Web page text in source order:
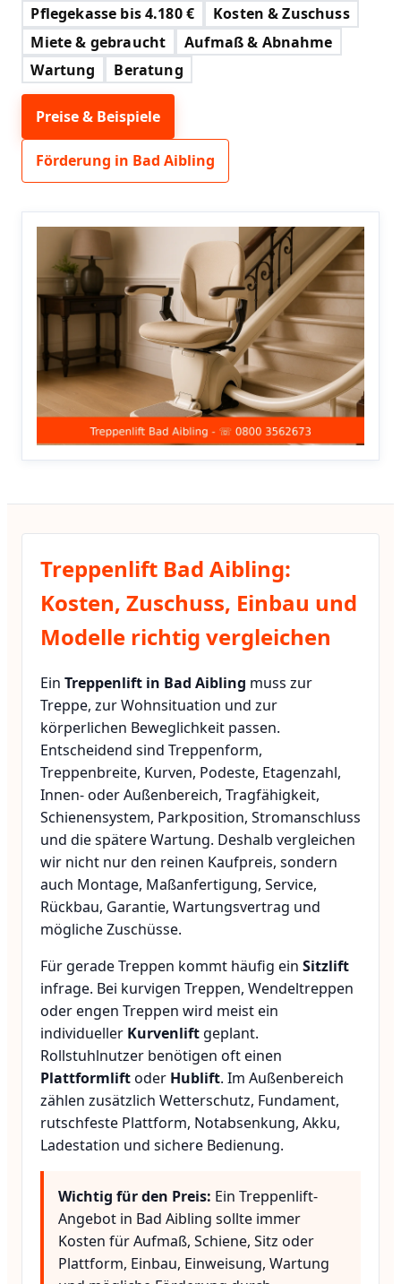
Pflegekasse bis 4.180 €
Kosten & Zuschuss
Miete & gebraucht
Aufmaß & Abnahme
Wartung
Beratung
Preise & Beispiele
Förderung in Bad Aibling
Treppenlift Bad Aibling:
Kosten, Zuschuss, Einbau und
Modelle richtig vergleichen
Ein Treppenlift in Bad Aibling muss zur
Treppe, zur Wohnsituation und zur
körperlichen Beweglichkeit passen.
Entscheidend sind Treppenform,
Treppenbreite, Kurven, Podeste, Etagenzahl,
Innen- oder Außenbereich, Tragfähigkeit,
Schienensystem, Parkposition, Stromanschluss
und die spätere Wartung. Deshalb vergleichen
wir nicht nur den reinen Kaufpreis, sondern
auch Montage, Maßanfertigung, Service,
Rückbau, Garantie, Wartungsvertrag und
mögliche Zuschüsse.
Für gerade Treppen kommt häufig ein Sitzlift
infrage. Bei kurvigen Treppen, Wendeltreppen
oder engen Treppen wird meist ein
individueller Kurvenlift geplant.
Rollstuhlnutzer benötigen oft einen
Plattformliftoder Hublift. Im Außenbereich
zählen zusätzlich Wetterschutz, Fundament,
rutschfeste Plattform, Notabsenkung, Akku,
Ladestation und sichere Bedienung.
Wichtig für den Preis: Ein Treppenlift-
Angebot in Bad Aibling sollte immer
Kosten für Aufmaß, Schiene, Sitz oder
Plattform, Einbau, Einweisung, Wartung